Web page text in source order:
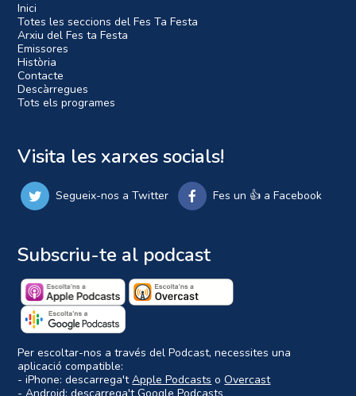
Inici
Totes les seccions del Fes Ta Festa
Arxiu del Fes ta Festa
Emissores
Història
Contacte
Descàrregues
Tots els programes
Visita les xarxes socials!
Segueix-nos a Twitter Fes un 👍 a Facebook
Subscriu-te al podcast
Per escoltar-nos a través del Podcast, necessites una
aplicació compatible:
- iPhone: descarrega'tApple Podcasts oOvercast